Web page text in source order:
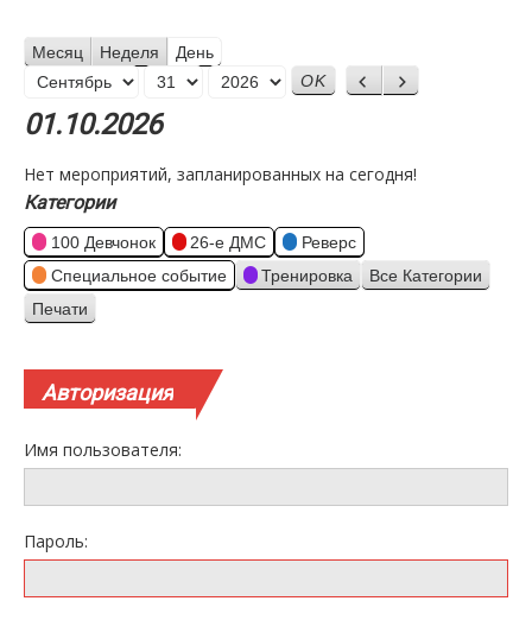
Месяц Неделя День
Месяц
День
Год
Назад
Вперед
01.10.2026
Нет мероприятий, запланированных на сегодня!
Категории
100 Девчонок 26-е ДМС
Реверс
Специальное событие
Тренировка Все Категории
Просмотр
Печати
Авторизация
Имя пользователя:
Пароль: